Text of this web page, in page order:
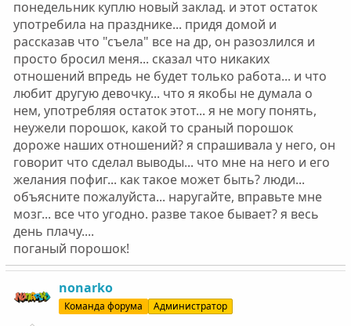
понедельник куплю новый заклад. и этот остаток
употребила на празднике... придя домой и
рассказав что "съела" все на др, он разозлился и
просто бросил меня... сказал что никаких
отношений впредь не будет только работа... и что
любит другую девочку... что я якобы не думала о
нем, употребляя остаток этот... я не могу понять,
неужели порошок, какой то сраный порошок
дороже наших отношений? я спрашивала у него, он
говорит что сделал выводы... что мне на него и его
желания пофиг... как такое может быть? люди...
объясните пожалуйста... наругайте, вправьте мне
мозг... все что угодно. разве такое бывает? я весь
день плачу....
поганый порошок!
nonarko
Команда форума Администратор